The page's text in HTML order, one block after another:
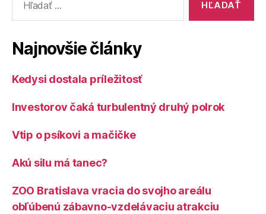
Najnovšie články
Kedysi dostala príležitosť
Investorov čaká turbulentný druhý polrok
Vtip o psíkovi a mačičke
Akú silu má tanec?
ZOO Bratislava vracia do svojho areálu
obľúbenú zábavno-vzdelávaciu atrakciu